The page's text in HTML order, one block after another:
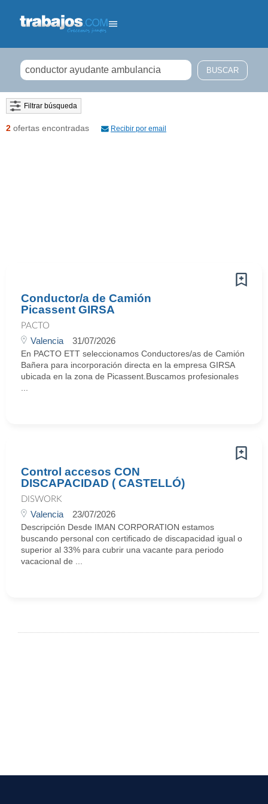
Filtrar búsqueda
2 ofertas encontradas Recibir por email
Conductor/a de Camión
Picassent GIRSA
PACTO
Valencia 31/07/2026
En PACTO ETT seleccionamos Conductores/as de Camión
Bañera para incorporación directa en la empresa GIRSA
ubicada en la zona de Picassent.Buscamos profesionales
Control accesos CON
DISCAPACIDAD ( CASTELLÓ)
DISWORK
Valencia 23/07/2026
Descripción Desde IMAN CORPORATION estamos
buscando personal con certificado de discapacidad igual o
superior al 33% para cubrir una vacante para periodo
vacacional de ...